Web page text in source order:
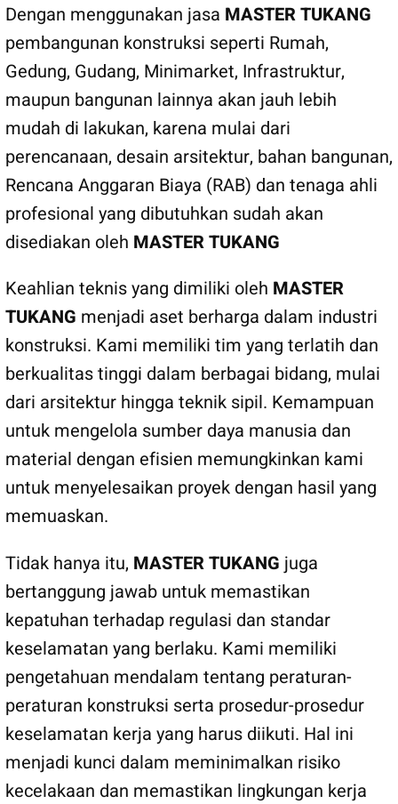
Dengan menggunakan jasa MASTER TUKANG
pembangunan konstruksi seperti Rumah,
Gedung, Gudang, Minimarket, Infrastruktur,
maupun bangunan lainnya akan jauh lebih
mudah di lakukan, karena mulai dari
perencanaan, desain arsitektur, bahan bangunan,
Rencana Anggaran Biaya (RAB) dan tenaga ahli
profesional yang dibutuhkan sudah akan
disediakan oleh MASTER TUKANG
Keahlian teknis yang dimiliki oleh MASTER
TUKANG menjadi aset berharga dalam industri
konstruksi. Kami memiliki tim yang terlatih dan
berkualitas tinggi dalam berbagai bidang, mulai
dari arsitektur hingga teknik sipil. Kemampuan
untuk mengelola sumber daya manusia dan
material dengan efisien memungkinkan kami
untuk menyelesaikan proyek dengan hasil yang
memuaskan.
Tidak hanya itu, MASTER TUKANG juga
bertanggung jawab untuk memastikan
kepatuhan terhadap regulasi dan standar
keselamatan yang berlaku. Kami memiliki
pengetahuan mendalam tentang peraturan-
peraturan konstruksi serta prosedur-prosedur
keselamatan kerja yang harus diikuti. Hal ini
menjadi kunci dalam meminimalkan risiko
kecelakaan dan memastikan lingkungan kerja